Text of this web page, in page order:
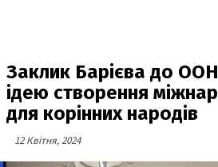
Заклик Барієва до
ідею створення
для корінних народів
12 Квітня, 2024